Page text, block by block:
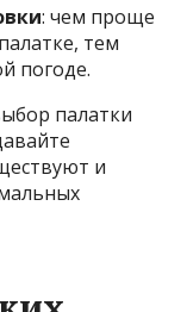
: чем проще
тем
погоде.
палатки
и